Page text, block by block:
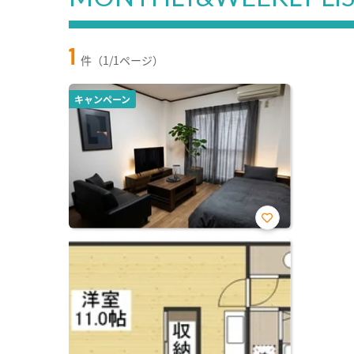
1 件（1/1ページ）
キャンペーン
お気
に入
録